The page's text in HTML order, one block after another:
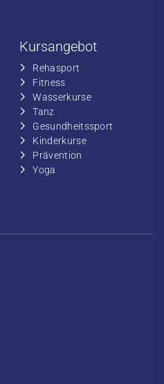
Kursangebot
​Rehasport
​​Fitness
​​Wasserkurse
​​Tanz
​Gesundheitssport
​Kinderkurse
Prävention
Yoga